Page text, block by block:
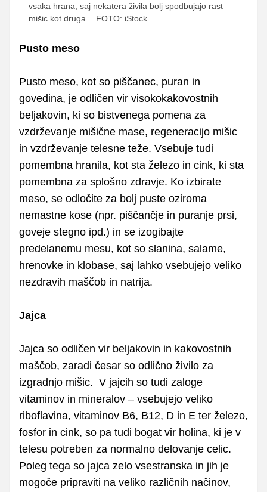
vsaka hrana, saj nekatera živila bolj spodbujajo rast
mišic kot druga.
FOTO: iStock
Pusto meso
Pusto meso, kot so piščanec, puran in
govedina, je odličen vir visokokakovostnih
beljakovin, ki so bistvenega pomena za
vzdrževanje mišične mase, regeneracijo mišic
in vzdrževanje telesne teže. Vsebuje tudi
pomembna hranila, kot sta železo in cink, ki sta
pomembna za splošno zdravje. Ko izbirate
meso, se odločite za bolj puste oziroma
nemastne kose (npr. piščančje in puranje prsi,
goveje stegno ipd.) in se izogibajte
predelanemu mesu, kot so slanina, salame,
hrenovke in klobase, saj lahko vsebujejo veliko
nezdravih maščob in natrija.
Jajca
Jajca so odličen vir beljakovin in kakovostnih
maščob, zaradi česar so odlično živilo za
izgradnjo mišic. V jajcih so tudi zaloge
vitaminov in mineralov – vsebujejo veliko
riboflavina, vitaminov B6, B12, D in E ter železo,
fosfor in cink, so pa tudi bogat vir holina, ki je v
telesu potreben za normalno delovanje celic.
Poleg tega so jajca zelo vsestranska in jih je
mogoče pripraviti na veliko različnih načinov,